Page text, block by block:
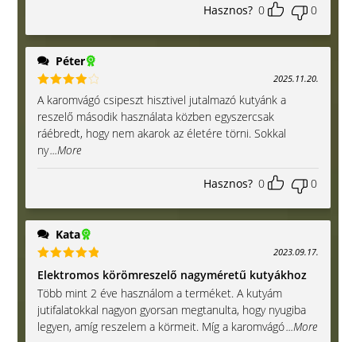
Hasznos? 0 0
Péter
Értékelé
s:4/ 5
2025.11.20.
A karomvágó csipeszt hisztivel jutalmazó kutyánk a
reszelő második használata közben egyszercsak
ráébredt, hogy nem akarok az életére törni. Sokkal
ny...More
Hasznos? 0 0
Kata
Értékelés:
5/ 5
2023.09.17.
Elektromos körömreszelő nagyméretű kutyákhoz
Több mint 2 éve használom a terméket. A kutyám
jutifalatokkal nagyon gyorsan megtanulta, hogy nyugiba
legyen, amíg reszelem a körmeit. Míg a karomvágó...More